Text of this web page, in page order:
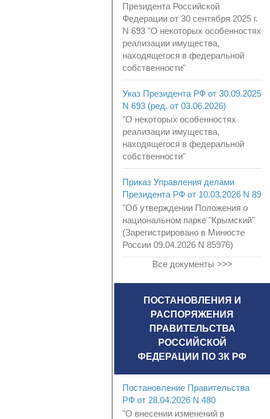
Президента Российской
Федерации от 30 сентября 2025 г.
N 693 "О некоторых особенностях
реализации имущества,
находящегося в федеральной
собственности"
Указ Президента РФ от 30.09.2025
N 693 (ред. от 03.06.2026)
"О некоторых особенностях
реализации имущества,
находящегося в федеральной
собственности"
Приказ Управления делами
Президента РФ от 10.03.2026 N 89
"Об утверждении Положения о
национальном парке "Крымский"
(Зарегистрировано в Минюсте
России 09.04.2026 N 85976)
Все документы >>>
ПОСТАНОВЛЕНИЯ И
РАСПОРЯЖЕНИЯ
ПРАВИТЕЛЬСТВА
РОССИЙСКОЙ
ФЕДЕРАЦИИ ПО ЗК РФ
Постановление Правительства
РФ от 28.04.2026 N 480
"О внесении изменений в